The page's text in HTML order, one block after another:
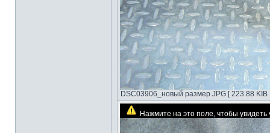
DSC03906_новый размер.JPG [ 223.88
Нажмите на это поле, чтобы